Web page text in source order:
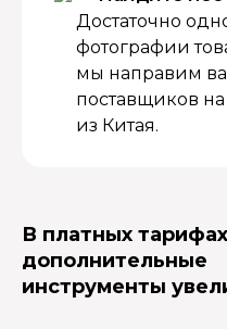
Достаточно
фотографии
мы направим
поставщиков на
из Китая.
В платных
дополнительные
инструменты